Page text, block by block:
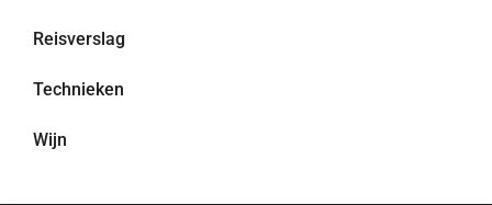
Reisverslag
Technieken
Wijn